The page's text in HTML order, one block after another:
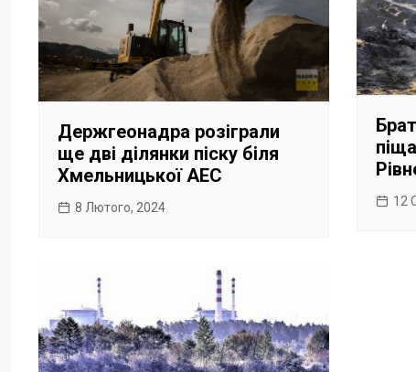
Держгеонадра розіграли
ще дві ділянки піску біля
Хмельницької АЕС
8 Лютого, 2024 12